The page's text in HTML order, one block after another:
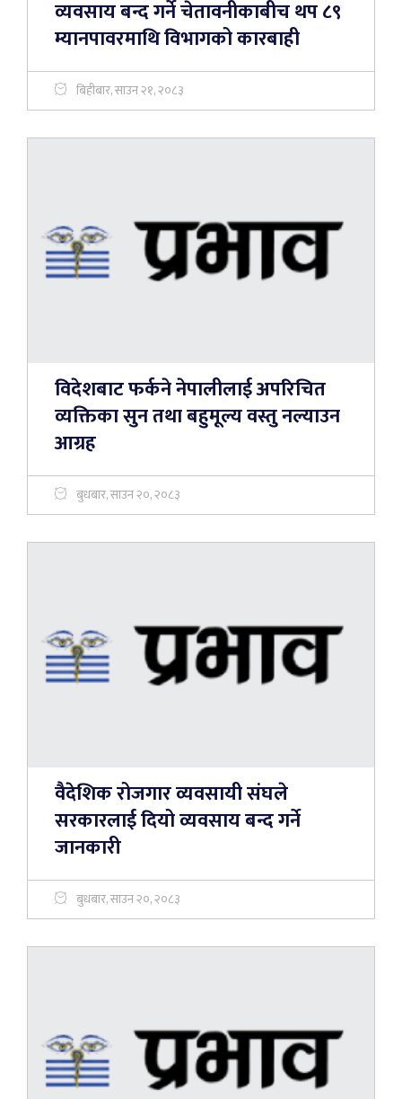
व्यवसाय बन्द गर्ने चेतावनीकाबीच थप ८९
म्यानपावरमाथि विभागको कारबाही
बिहीबार, साउन २१, २०८३
विदेशबाट फर्कने नेपालीलाई अपरिचित
व्यक्तिका सुन तथा बहुमूल्य वस्तु नल्याउन
आग्रह
बुधबार, साउन २०, २०८३
वैदेशिक रोजगार व्यवसायी संघले
सरकारलाई दियो व्यवसाय बन्द गर्ने
जानकारी
बुधबार, साउन २०, २०८३